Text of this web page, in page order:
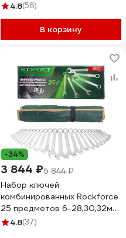
4.8(56)
В корзину
-34%
3 844 ₽5 844 ₽
Набор ключей
комбинированных Rockforce
25 предметов 6-28,30,32мм
RF-5261P Premium(60778)
4.8(37)